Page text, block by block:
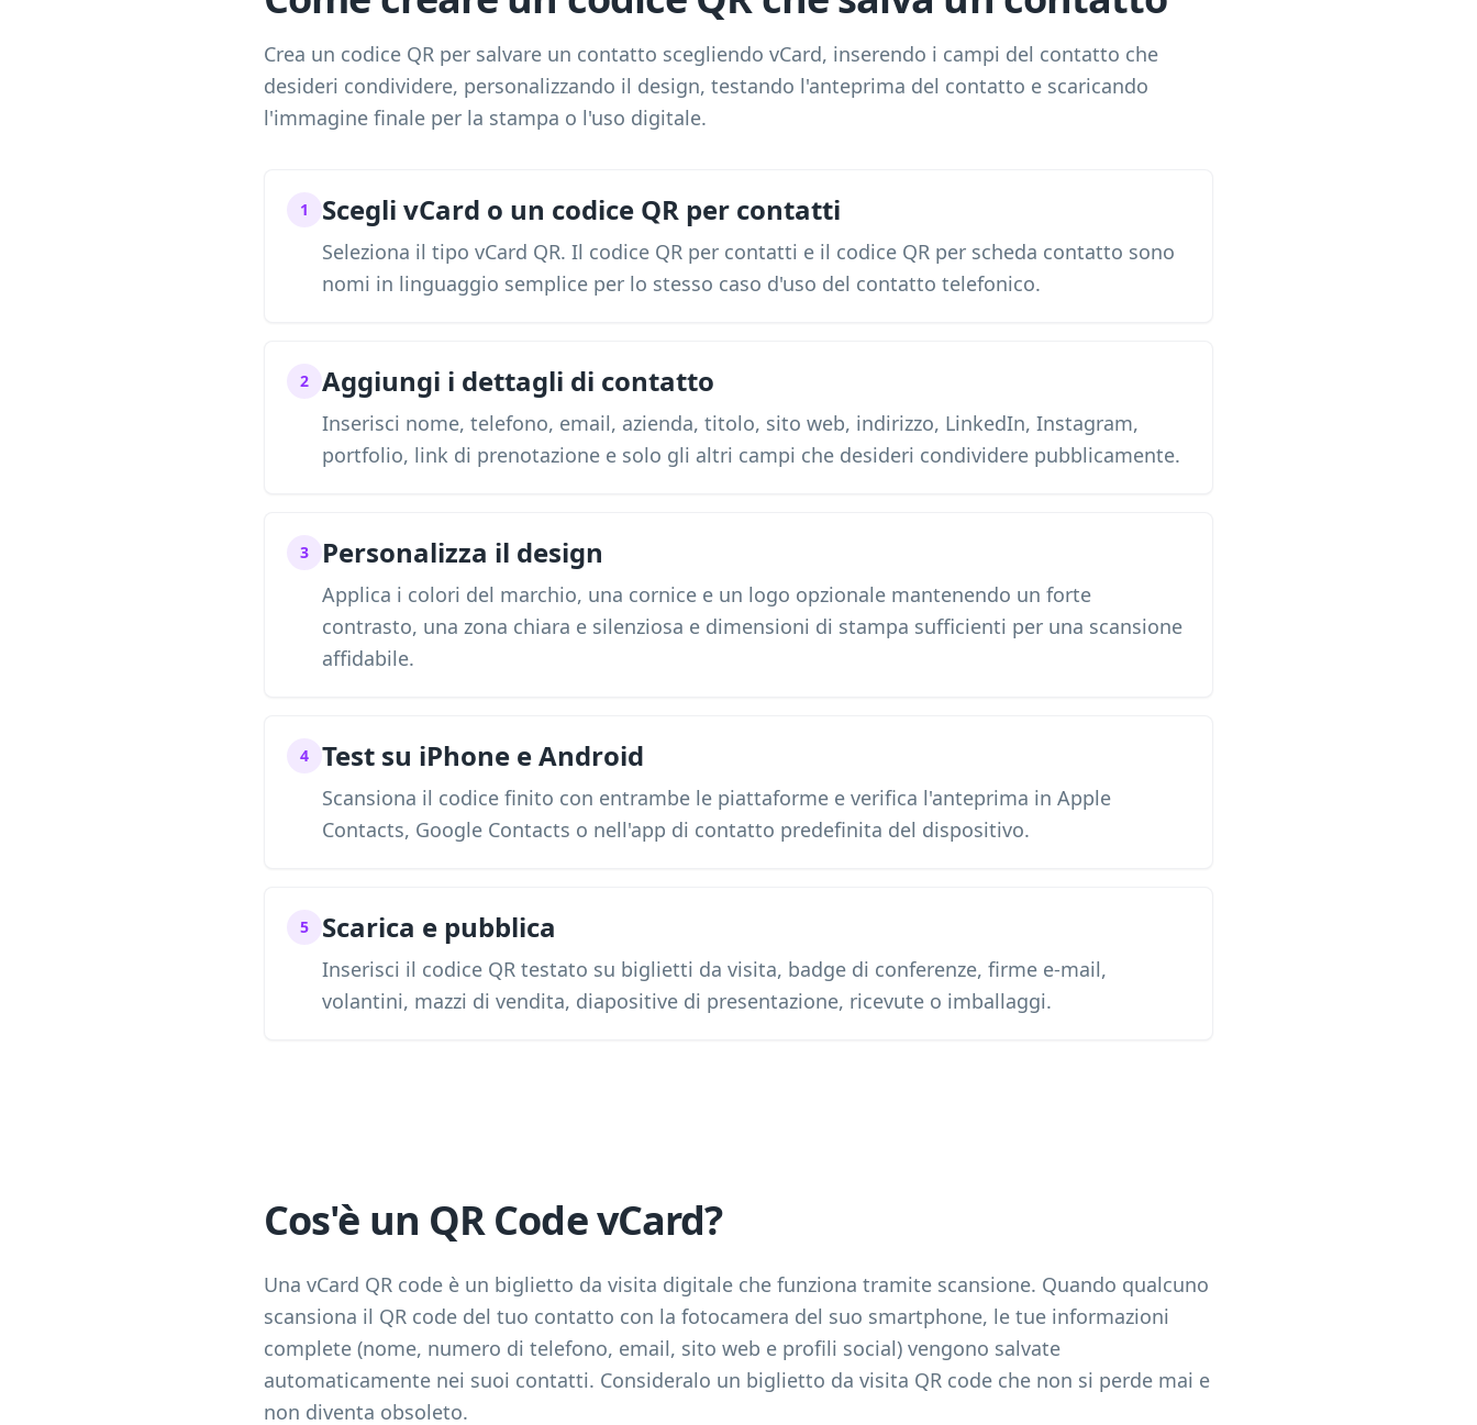
Crea un codice QR per salvare un contatto scegliendo vCard, inserendo i campi del contatto che
desideri condividere, personalizzando il design, testando l'anteprima del contatto e scaricando
l'immagine finale per la stampa o l'uso digitale.
1 Scegli vCard o un codice QR per contatti
Seleziona il tipo vCard QR. Il codice QR per contatti e il codice QR per scheda contatto sono
nomi in linguaggio semplice per lo stesso caso d'uso del contatto telefonico.
2 Aggiungi i dettagli di contatto
Inserisci nome, telefono, email, azienda, titolo, sito web, indirizzo, LinkedIn, Instagram,
portfolio, link di prenotazione e solo gli altri campi che desideri condividere pubblicamente.
3 Personalizza il design
Applica i colori del marchio, una cornice e un logo opzionale mantenendo un forte
contrasto, una zona chiara e silenziosa e dimensioni di stampa sufficienti per una scansione
affidabile.
4 Test su iPhone e Android
Scansiona il codice finito con entrambe le piattaforme e verifica l'anteprima in Apple
Contacts, Google Contacts o nell'app di contatto predefinita del dispositivo.
5 Scarica e pubblica
Inserisci il codice QR testato su biglietti da visita, badge di conferenze, firme e-mail,
volantini, mazzi di vendita, diapositive di presentazione, ricevute o imballaggi.
Cos'è un QR Code vCard?
Una vCard QR code è un biglietto da visita digitale che funziona tramite scansione. Quando qualcuno
scansiona il QR code del tuo contatto con la fotocamera del suo smartphone, le tue informazioni
complete (nome, numero di telefono, email, sito web e profili social) vengono salvate
automaticamente nei suoi contatti. Consideralo un biglietto da visita QR code che non si perde mai e
non diventa obsoleto.